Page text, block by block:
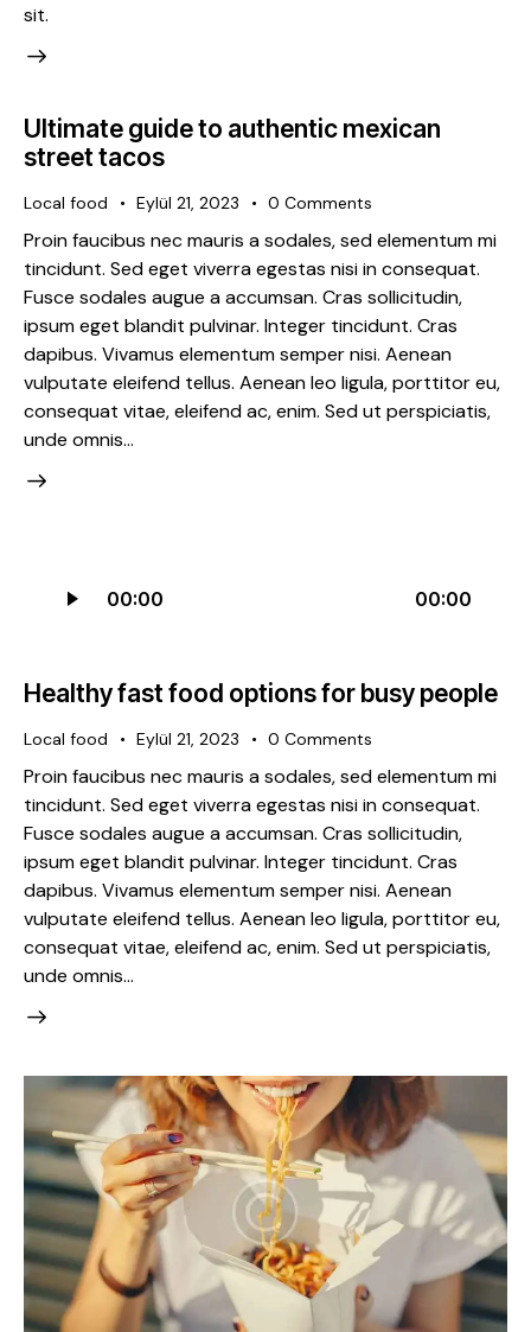
sit.
Ultimate guide to authentic mexican
street tacos
Local food Eylül 21, 2023 0 Comments
Proin faucibus nec mauris a sodales, sed elementum mi
tincidunt. Sed eget viverra egestas nisi in consequat.
Fusce sodales augue a accumsan. Cras sollicitudin,
ipsum eget blandit pulvinar. Integer tincidunt. Cras
dapibus. Vivamus elementum semper nisi. Aenean
vulputate eleifend tellus. Aenean leo ligula, porttitor eu,
consequat vitae, eleifend ac, enim. Sed ut perspiciatis,
unde omnis…
oynatıcı00:00 00:00
Healthy fast food options for busy people
Local food Eylül 21, 2023 0 Comments
Proin faucibus nec mauris a sodales, sed elementum mi
tincidunt. Sed eget viverra egestas nisi in consequat.
Fusce sodales augue a accumsan. Cras sollicitudin,
ipsum eget blandit pulvinar. Integer tincidunt. Cras
dapibus. Vivamus elementum semper nisi. Aenean
vulputate eleifend tellus. Aenean leo ligula, porttitor eu,
consequat vitae, eleifend ac, enim. Sed ut perspiciatis,
unde omnis…